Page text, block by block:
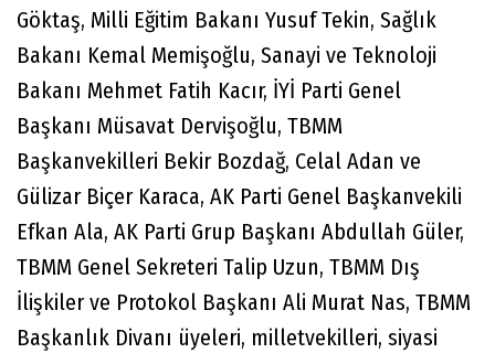
Göktaş, Milli Eğitim Bakanı Yusuf Tekin, Sağlık
Bakanı Kemal Memişoğlu, Sanayi ve Teknoloji
Bakanı Mehmet Fatih Kacır, İYİ Parti Genel
Başkanı Müsavat Dervişoğlu, TBMM
Başkanvekilleri Bekir Bozdağ, Celal Adan ve
Gülizar Biçer Karaca, AK Parti Genel Başkanvekili
Efkan Ala, AK Parti Grup Başkanı Abdullah Güler,
TBMM Genel Sekreteri Talip Uzun, TBMM Dış
İlişkiler ve Protokol Başkanı Ali Murat Nas, TBMM
Başkanlık Divanı üyeleri, milletvekilleri, siyasi